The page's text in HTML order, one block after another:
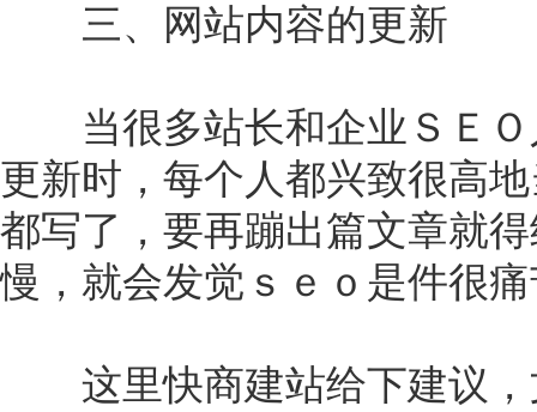
三、网站内容的更新
当很多站长和企业ＳＥＯ
更新时，每个人都兴致很高
都写了，要再蹦出篇文章就
慢，就会发觉ｓｅｏ是件很
这里快商建站给下建议，